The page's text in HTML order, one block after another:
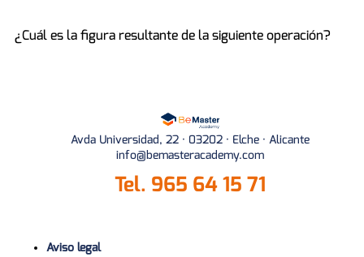
¿Cuál es la figura resultante de la siguiente operación?
Avda Universidad, 22 · 03202 · Elche · Alicante
info@bemasteracademy.com
Tel. 965 64 15 71
Aviso legal